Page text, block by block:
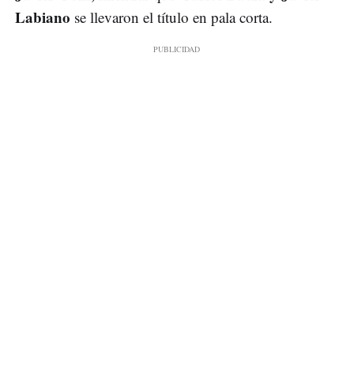
Labiano se llevaron el título en pala corta.